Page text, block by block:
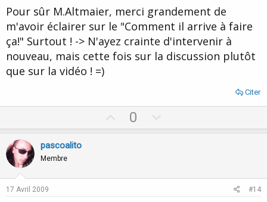
Pour sûr M.Altmaier, merci grandement de
m'avoir éclairer sur le "Comment il arrive à faire
ça!" Surtout ! -> N'ayez crainte d'intervenir à
nouveau, mais cette fois sur la discussion plutôt
que sur la vidéo ! =)
Citer
p
t
0
o
v
pascoalito
Membre
17 Avril 2009 #14